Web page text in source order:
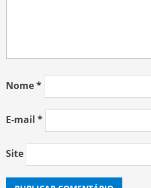
Nome*
E-mail *
Site